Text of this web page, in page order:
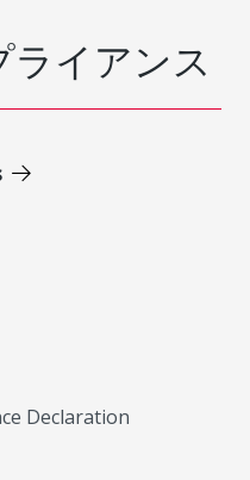
ライアンス
Declaration